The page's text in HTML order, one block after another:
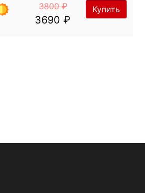
3800 ₽
3690 ₽
Купить